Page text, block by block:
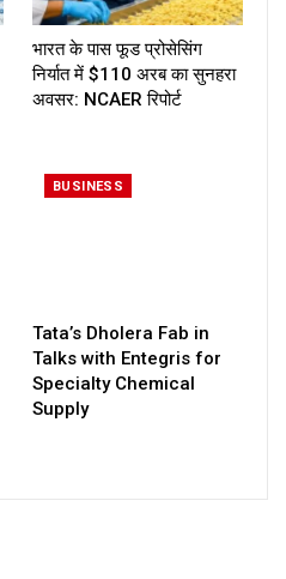
भारत के पास फूड प्रोसेसिंग
निर्यात में $110 अरब का सुनहरा
अवसर: NCAER रिपोर्ट
BUSINESS
Tata’s Dholera Fab in
Talks with Entegris for
Specialty Chemical
Supply